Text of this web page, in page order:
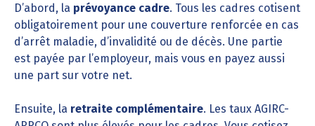
D’abord, la prévoyance cadre. Tous les cadres cotisent
obligatoirement pour une couverture renforcée en cas
d’arrêt maladie, d’invalidité ou de décès. Une partie
est payée par l’employeur, mais vous en payez aussi
une part sur votre net.
Ensuite, la retraite complémentaire. Les taux AGIRC-